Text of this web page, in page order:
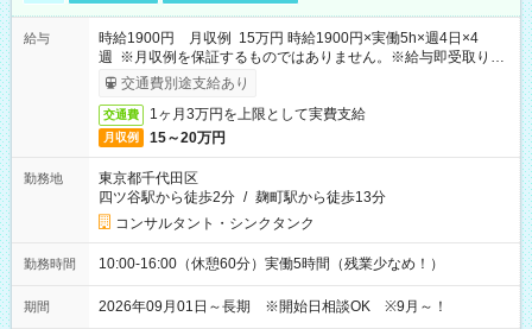
給与
時給1900円 月収例 15万円 時給1900円×実働5h×週4日×4
週 ※月収例を保証するものではありません。※給与即受取りサ
ービス利用可（利用条件有）
交通費別途支給あり
交通費 1ヶ月3万円を上限として実費支給
月収例 15～20万円
勤務地
東京都千代田区
四ツ谷駅から徒歩2分 / 麹町駅から徒歩13分
コンサルタント・シンクタンク
勤務時間 10:00-16:00（休憩60分）実働5時間（残業少なめ！）
期間 2026年09月01日～長期 ※開始日相談OK ※9月～！